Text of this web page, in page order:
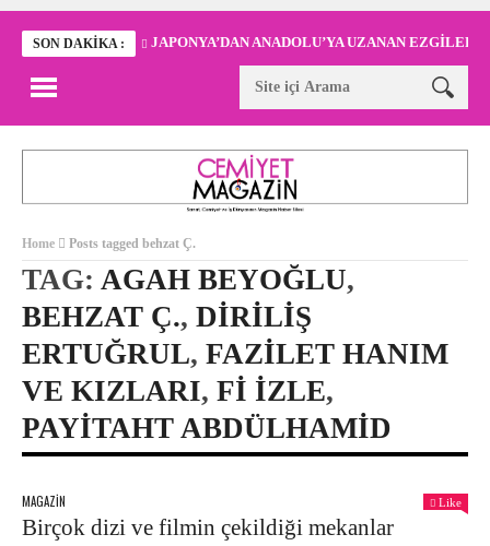
SON DAKIKA : JAPONYA’DAN ANADOLU’YA UZANAN EZGİLER
Home Posts tagged behzat Ç.
TAG: AGAH BEYOĞLU,
BEHZAT Ç., DIRILIŞ
ERTUĞRUL, FAZILET HANIM
VE KIZLARI, FI IZLE,
PAYITAHT ABDÜLHAMID
MAGAZIN Like
Birçok dizi ve filmin çekildiği mekanlar